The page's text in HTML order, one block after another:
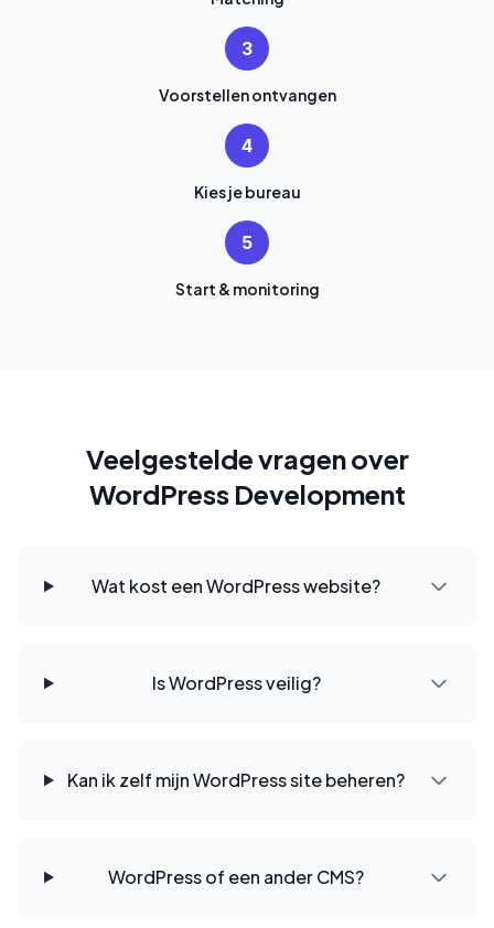
3
Voorstellen ontvangen
4
Kies je bureau
5
Start & monitoring
Veelgestelde vragen over
WordPress Development
Wat kost een WordPress website?
Is WordPress veilig?
Kan ik zelf mijn WordPress site beheren?
WordPress of een ander CMS?